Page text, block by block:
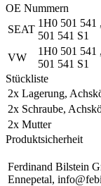
OE Nummern
SEAT
1H0 501 541 ,
501 541 S1
VW
1H0 501 541 ,
501 541 S1
Stückliste
2x Lagerung,
2x Schraube,
2x Mutter
Produktsicherheit
Ferdinand Bilstein
Ennepetal,